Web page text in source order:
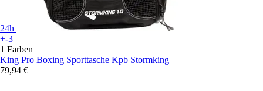
24h
+-3
1 Farben
King Pro Boxing Sporttasche Kpb Stormking
79,94 €